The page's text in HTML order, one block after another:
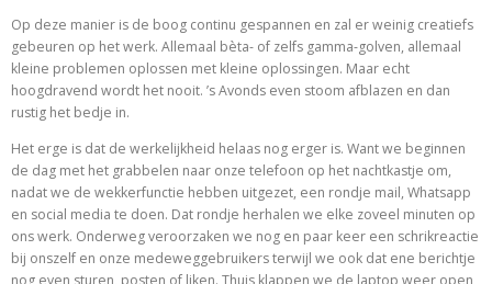
Op deze manier is de boog continu gespannen en zal er weinig creatiefs
gebeuren op het werk. Allemaal bèta- of zelfs gamma-golven, allemaal
kleine problemen oplossen met kleine oplossingen. Maar echt
hoogdravend wordt het nooit. ’s Avonds even stoom afblazen en dan
rustig het bedje in.
Het erge is dat de werkelijkheid helaas nog erger is. Want we beginnen
de dag met het grabbelen naar onze telefoon op het nachtkastje om,
nadat we de wekkerfunctie hebben uitgezet, een rondje mail, Whatsapp
en social media te doen. Dat rondje herhalen we elke zoveel minuten op
ons werk. Onderweg veroorzaken we nog en paar keer een schrikreactie
bij onszelf en onze medeweggebruikers terwijl we ook dat ene berichtje